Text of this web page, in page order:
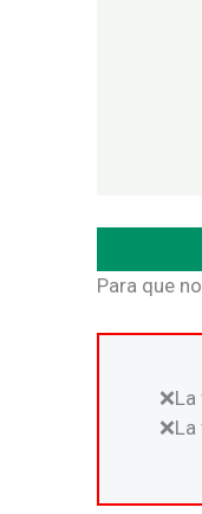
Para que
La